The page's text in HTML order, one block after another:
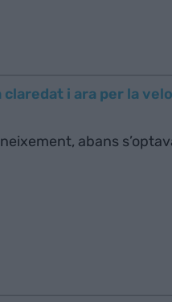
claredat i ara per la
abans